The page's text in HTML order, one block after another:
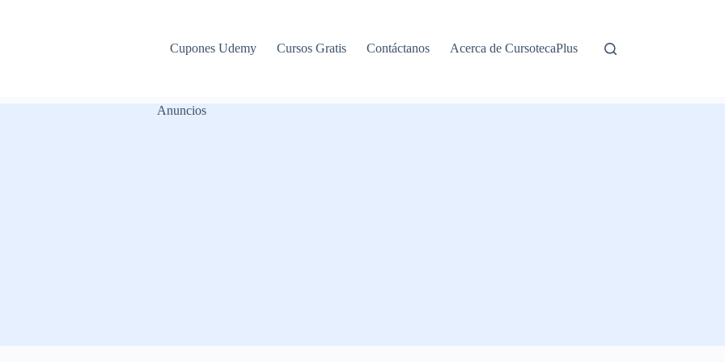
Cupones Udemy Cursos Gratis Contáctanos Acerca de CursotecaPlus
Anuncios